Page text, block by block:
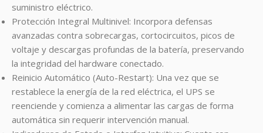
suministro eléctrico.
Protección Integral Multinivel: Incorpora defensas
avanzadas contra sobrecargas, cortocircuitos, picos de
voltaje y descargas profundas de la batería, preservando
la integridad del hardware conectado.
Reinicio Automático (Auto-Restart): Una vez que se
restablece la energía de la red eléctrica, el UPS se
reenciende y comienza a alimentar las cargas de forma
automática sin requerir intervención manual.